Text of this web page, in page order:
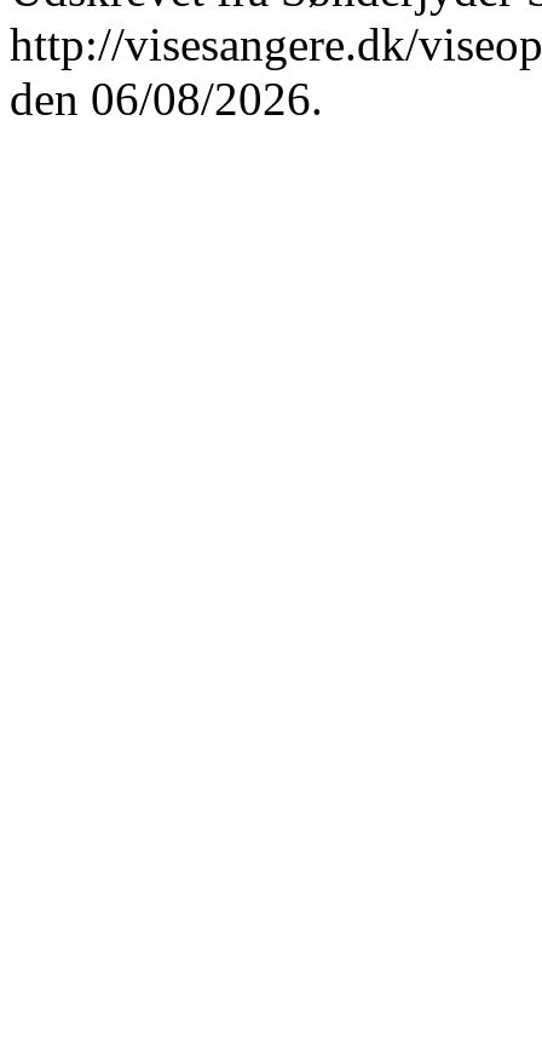
http://visesangere.dk/
den 06/08/2026.